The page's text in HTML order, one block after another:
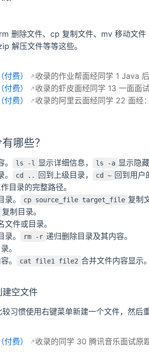
删除文件、cp 复制文件、mv 移动文件
解压文件等等这些。
费）
收录的作业帮面经同学 1 Java
费）
收录的虾皮面经同学 13 一面面
费）
收录的阿里云面经同学 22 面经
哪些？
ls -l 显示详细信息， ls -a 显示隐
cd .. 回到上级目录， cd ~ 回到用户
目录的完整路径。
。 cp source_file target_file 复制
复制目录。
文件或目录。
。 rm -r 递归删除目录及其内容。
。
。 cat file1 file2 合并文件内容显示
空文件
习惯使用右键菜单新建一个文件，然后
费）
收录的同学 30 腾讯音乐面试原